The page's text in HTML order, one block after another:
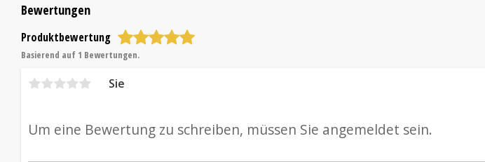
Bewertungen
Produktbewertung
Basierend auf 1 Bewertungen.
Sie